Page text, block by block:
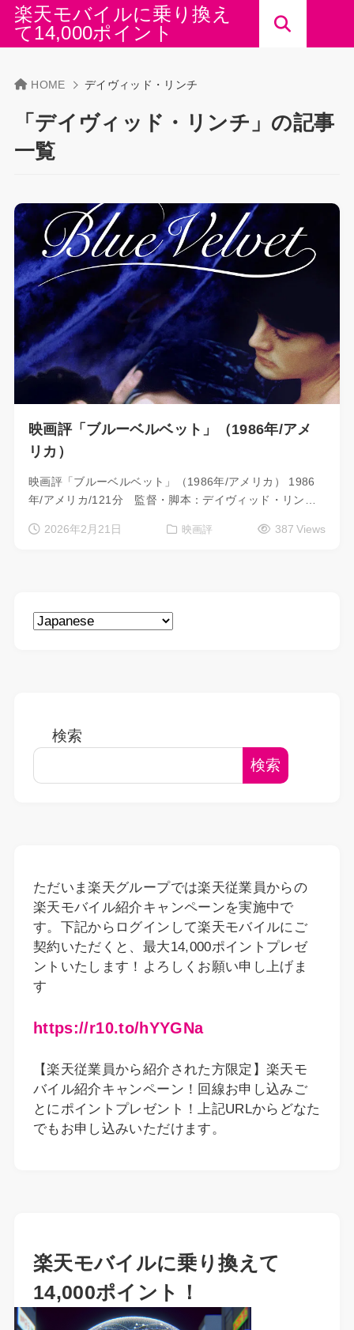
楽天モバイルに乗り換え
て14,000ポイント
HOME デイヴィッド・リンチ
「デイヴィッド・リンチ」の記事
一覧
映画評「ブルーベルベット」（1986年/アメ
リカ）
映画評「ブルーベルベット」（1986年/アメリカ） 1986
年/アメリカ/121分 監督・脚本：デイヴィッド・リン…
2026年2月21日 映画評 387 Views
検索
検索
ただいま楽天グループでは楽天従業員からの
楽天モバイル紹介キャンペーンを実施中で
す。下記からログインして楽天モバイルにご
契約いただくと、最大14,000ポイントプレゼ
ントいたします！よろしくお願い申し上げま
す
https://r10.to/hYYGNa
【楽天従業員から紹介された方限定】楽天モ
バイル紹介キャンペーン！回線お申し込みご
とにポイントプレゼント！上記URLからどなた
でもお申し込みいただけます。
楽天モバイルに乗り換えて
14,000ポイント！